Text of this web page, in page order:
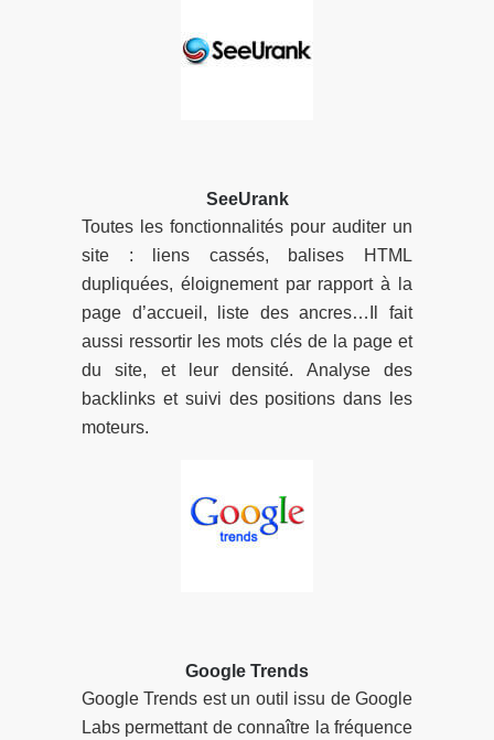
SeeUrank
Toutes les fonctionnalités pour auditer un
site : liens cassés, balises HTML
dupliquées, éloignement par rapport à la
page d’accueil, liste des ancres…Il fait
aussi ressortir les mots clés de la page et
du site, et leur densité. Analyse des
backlinks et suivi des positions dans les
moteurs.
Google Trends
Google Trends est un outil issu de Google
Labs permettant de connaître la fréquence